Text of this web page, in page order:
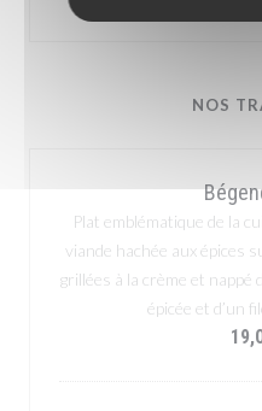
NOS
Plat emblématique de la
viande hachée aux épices
grillées à la crème et nappé
épicée et d’un